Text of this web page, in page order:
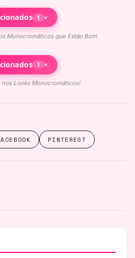
1 ▾
Monocromáticos que Estão Bom
1 ▾
nos Looks Monocromáticos!
PINTEREST